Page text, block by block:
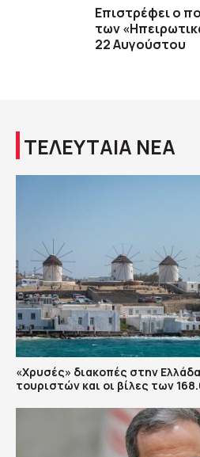
Επιστρέφει ο
των
22 Αυγούστου
ΤΕΛΕΥΤΑΙΑ ΝΕΑ
«Χρυσές» διακοπές στην
τουριστών και οι βίλες των